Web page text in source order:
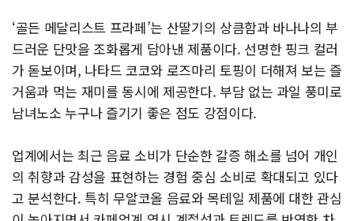
‘골든 메달리스트 프라페’는 산딸기의 상큼함과 바나나의 부
드러운 단맛을 조화롭게 담아낸 제품이다. 선명한 핑크 컬러
가 돋보이며, 나타드 코코와 로즈마리 토핑이 더해져 보는 즐
거움과 먹는 재미를 동시에 제공한다. 부담 없는 과일 풍미로
남녀노소 누구나 즐기기 좋은 점도 강점이다.
업계에서는 최근 음료 소비가 단순한 갈증 해소를 넘어 개인
의 취향과 감성을 표현하는 경험 중심 소비로 확대되고 있다
고 분석한다. 특히 무알코올 음료와 목테일 제품에 대한 관심